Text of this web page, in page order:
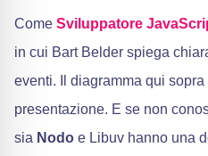
Come Sviluppatore
in cui Bart Belder spiega
eventi. Il diagramma qui
presentazione. E se non
sia Nodo e Libuv hanno una